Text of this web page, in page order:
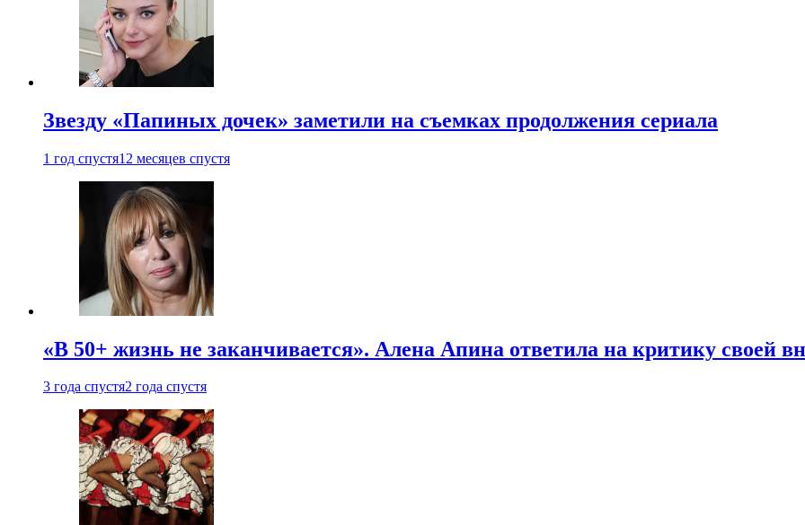
Звезду «Папиных дочек» заметили на съемках продолжения сериала
1 год спустя12 месяцев спустя
«В 50+ жизнь не заканчивается». Алена Апина ответила на критику своей
3 года спустя2 года спустя